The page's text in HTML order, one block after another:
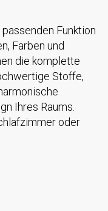
Funktion
Farben und
die komplette
Stoffe,
Ihres Raums.
oder